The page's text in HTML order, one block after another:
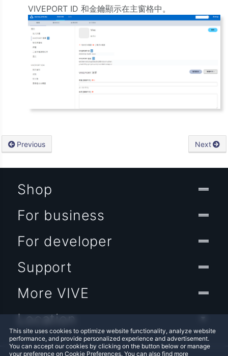
VIVEPORT ID 和金鑰顯示在主窗格中。
Previous Next
This site uses cookies to optimize website functionality, analyze website
performance, and provide personalized experience and advertisement.
You can accept our cookies by clicking on the button below or manage
your preference on Cookie Preferences. You can also find more
Shop
For business
For developer
Support
More VIVE
Location